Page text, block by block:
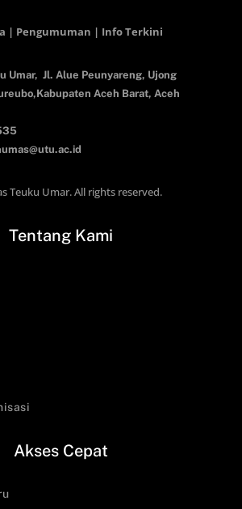
| Pengumuman | Info Terkini
Umar, Jl. Alue Peunyareng, Ujong
Aceh Barat, Aceh
Teuku Umar. All rights reserved.
Tentang Kami
Akses Cepat